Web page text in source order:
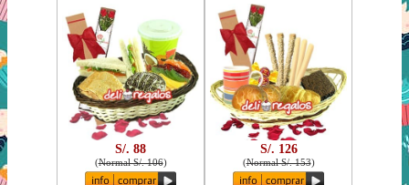
S/. 88
(Normal S/. 106)
S/. 126
(Normal S/. 153)